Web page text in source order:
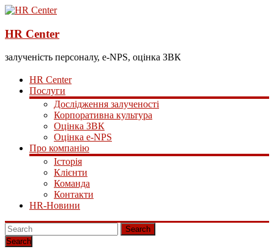
HR Center
залученість персоналу, e-NPS, оцінка ЗВК
HR Center
Послуги
Дослідження залученості
Корпоративна культура
Оцінка ЗВК
Оцінка e-NPS
Про компанію
Історія
Клієнти
Команда
Контакти
HR-Новини
Search